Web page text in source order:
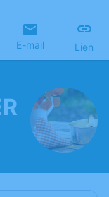
E-mail Lien